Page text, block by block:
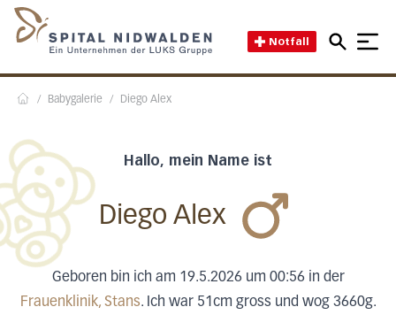
Notfall
/ Babygalerie / Diego Alex
Hallo, mein Name ist
Diego Alex
Geboren bin ich am 19.5.2026 um 00:56 in der
Frauenklinik, Stans. Ich war 51cm gross und wog 3660g.